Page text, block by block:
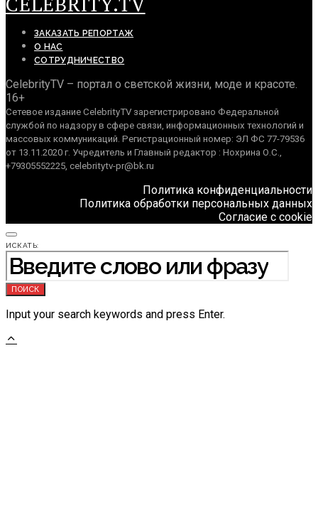
ЗАКАЗАТЬ РЕПОРТАЖ
О НАС
СОТРУДНИЧЕСТВО
CelebrityTV – портал о светской жизни, моде и красоте.
16+
Сетевое издание CelebrityTV зарегистрировано Федеральной
службой по надзору в сфере связи, информационных технологий и
массовых коммуникаций. Регистрационный номер: ЭЛ ФС 77-79536
от 13.11.2020 г. Учредитель и Главный редактор : Нохрина О.С.,
+79305552225, celebritytv-pr@bk.ru
Политика конфиденциальности
Политика обработки персональных данных
Согласие с cookie
ИСКАТЬ:
ПОИСК
Input your search keywords and press Enter.